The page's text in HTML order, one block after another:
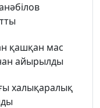
қашқан мас
айырылды
халықаралық